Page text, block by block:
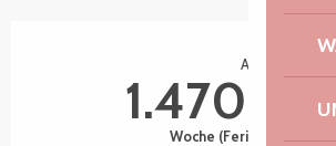
Öffnungszeiten & Kontaktdaten
Ab
Woche (Ferienwohnung)